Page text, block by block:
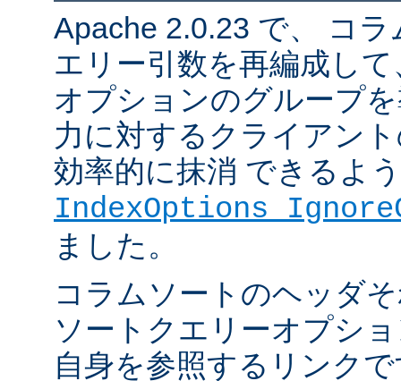
Apache 2.0.23 で、 コ
エリー引数を再編成し
オプションのグループ
力に対するクライアン
効率的に抹消 できるよ
IndexOptions
ました。
コラムソートのヘッダ
ソートクエリーオプシ
自身を参照するリンク